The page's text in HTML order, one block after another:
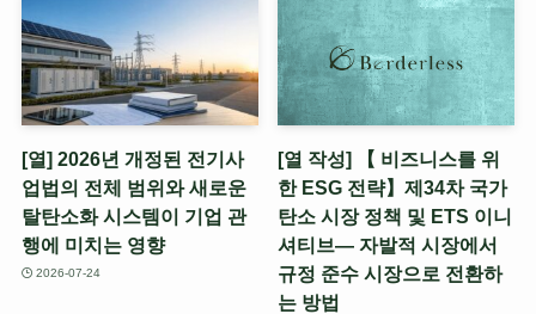
[열] 2026년 개정된 전기사
업법의 전체 범위와 새로운
탈탄소화 시스템이 기업 관
행에 미치는 영향
2026-07-24
[열 작성] 【 비즈니스를 위
한 ESG 전략】제34차 국가
탄소 시장 정책 및 ETS 이니
셔티브— 자발적 시장에서
규정 준수 시장으로 전환하
는 방법